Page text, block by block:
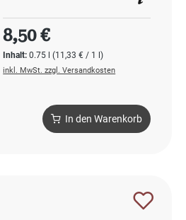
Inhalt:0.75 l(11,33 € / 1 l)
Regulärer Preis:
8,50 €
inkl. MwSt. zzgl. Versandkosten
In den Warenkorb